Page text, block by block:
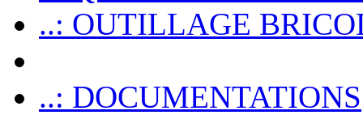
..: OUTILLAGE
..: DOCUMENTATIONS